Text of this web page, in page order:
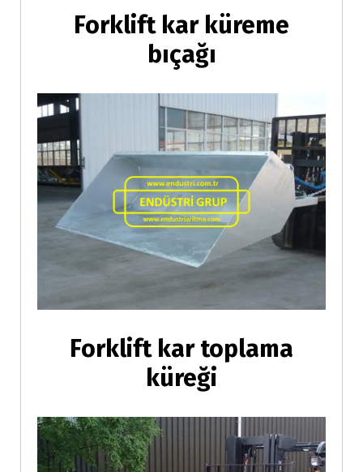
Forklift kar küreme
bıçağı
Forklift kar toplama
küreği